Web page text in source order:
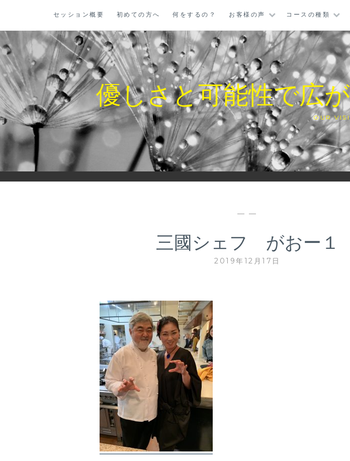
テ
ン
ツ
に
ス
キ
ッ
プ
セッション概要 初めての方へ 何をするの？ お客様の声 コースの種類
優しさと可能性で広
OUR
— —
三國シェフ がおー１
2019年12月17日